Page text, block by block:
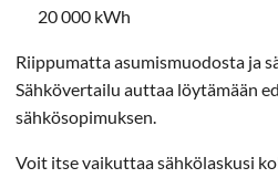
20 000 kWh
Riippumatta asumismuodosta ja
Sähkövertailu auttaa löytämään
sähkösopimuksen.
Voit itse vaikuttaa sähkölaskusi